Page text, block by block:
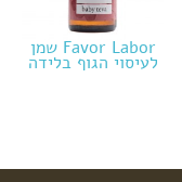
Favor Labor שמן
לעיסוי הגוף בלידה